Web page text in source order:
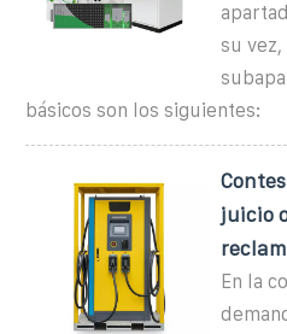
su
básicos son los siguientes:
juicio
En la